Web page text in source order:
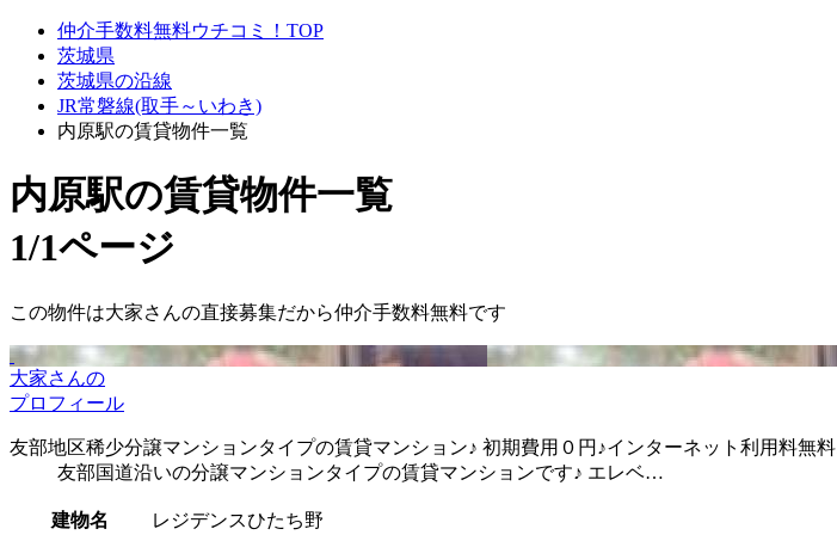
仲介手数料無料ウチコミ！TOP
茨城県
茨城県の沿線
JR常磐線(取手～いわき)
内原駅の賃貸物件一覧
内原駅の賃貸物件一覧
1/1ページ
この物件は大家さんの直接募集だから仲介手数料無料です
大家さんの
プロフィール
友部地区稀少分譲マンションタイプの賃貸マンション♪ 初期費用０円♪インターネット利用料無
友部国道沿いの分譲マンションタイプの賃貸マンションです♪ エレベ…
建物名
レジデンスひたち野